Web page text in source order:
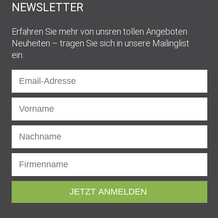
NEWSLETTER
Erfahren Sie mehr von unsren tollen Angeboten und
Neuheiten – tragen Sie sich in unsere Mailingliste
ein.